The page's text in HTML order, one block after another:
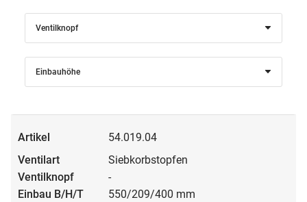
Ventilknopf
Einbauhöhe
54.019.04
Siebkorbstopfen
-
550/209/400 mm